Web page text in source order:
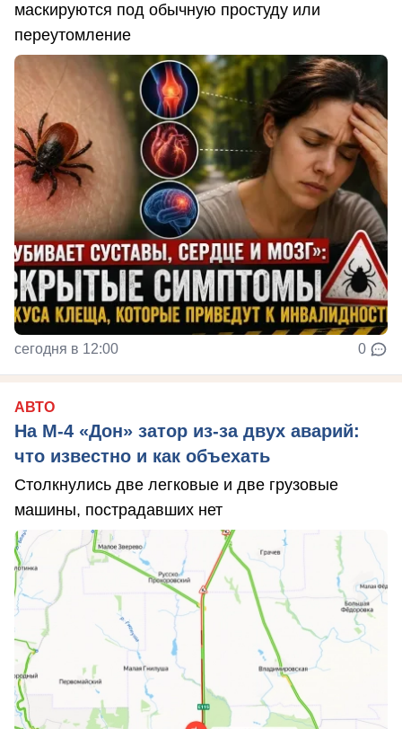
маскируются под обычную простуду или
переутомление
сегодня в 12:00 0
АВТО
На М‑4 «Дон» затор из‑за двух аварий:
что известно и как объехать
Столкнулись две легковые и две грузовые
машины, пострадавших нет